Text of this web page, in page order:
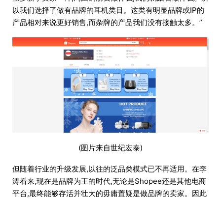
以我们选择了做有品牌的耳机类目。这类有明显品牌或IP的
产品相对来说更好销售,而杂牌的产品我们没有接触太多。”
(图片来自世纪宏泰)
但随着行业的升级发展,以往的泛品类模式已不再适用。在李
涛看来,现在是品牌为王的时代,无论是Shopee还是其他电商
平台,最终能够存活并壮大的毋庸置疑是做品牌的卖家。因此